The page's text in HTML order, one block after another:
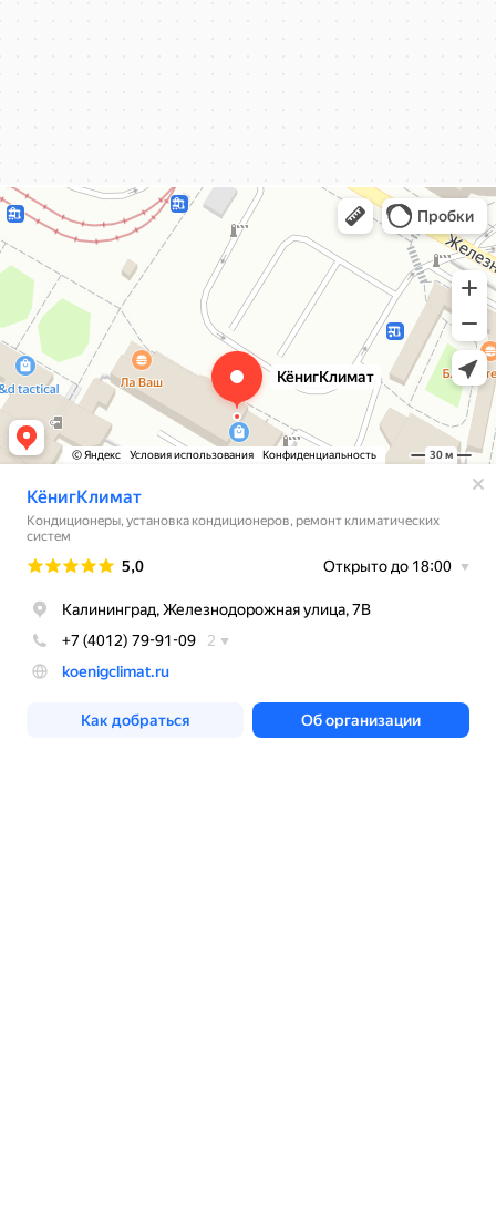
КёнигКлимат
Кондиционеры в Калининграде
Установка кондиционеров в Калининграде